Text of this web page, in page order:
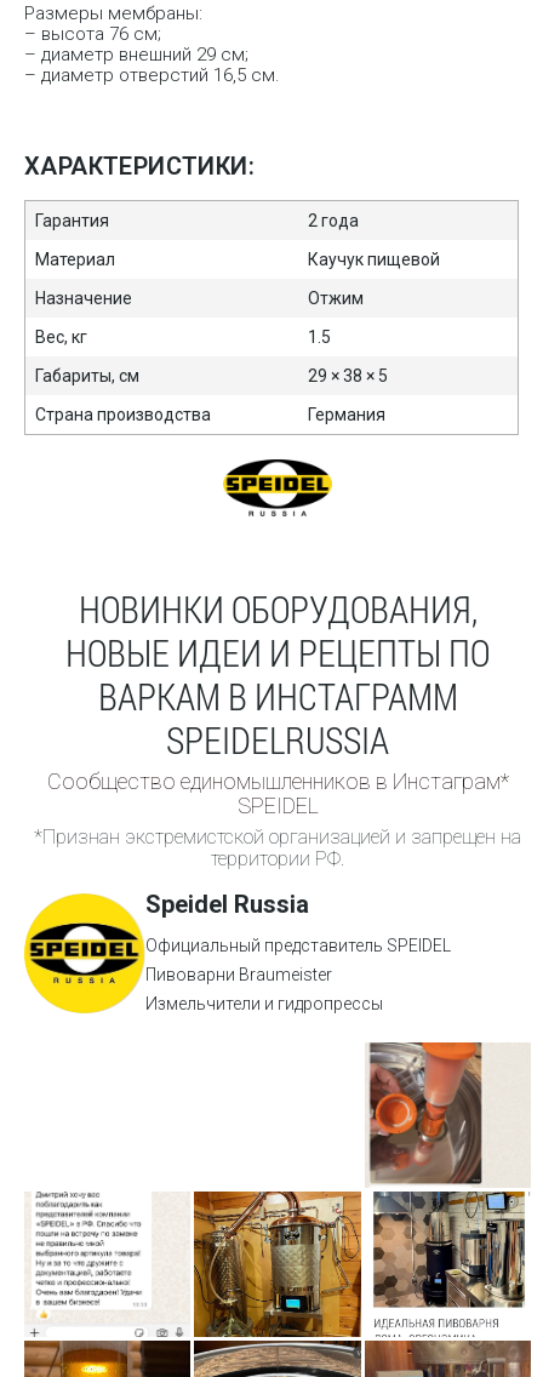
Размеры мембраны:
– высота 76 см;
– диаметр внешний 29 см;
– диаметр отверстий 16,5 см.
ХАРАКТЕРИСТИКИ:
Гарантия
2 года
Материал
Каучук пищевой
Назначение
Отжим
Вес, кг
1.5
Габариты, см
29 × 38 × 5
Страна производства
Германия
НОВИНКИ ОБОРУДОВАНИЯ,
НОВЫЕ ИДЕИ И РЕЦЕПТЫ ПО
ВАРКАМ В ИНСТАГРАММ
SPEIDELRUSSIA
Сообщество единомышленников в Инстаграм*
SPEIDEL
*Признан экстремистской организацией и запрещен на
территории РФ.
Speidel Russia
Официальный представитель SPEIDEL
Пивоварни Braumeister
Измельчители и гидропрессы